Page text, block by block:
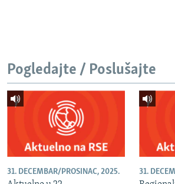
Pogledajte / Poslušajte
31. DECEMBAR/PROSINAC, 2025. 31.